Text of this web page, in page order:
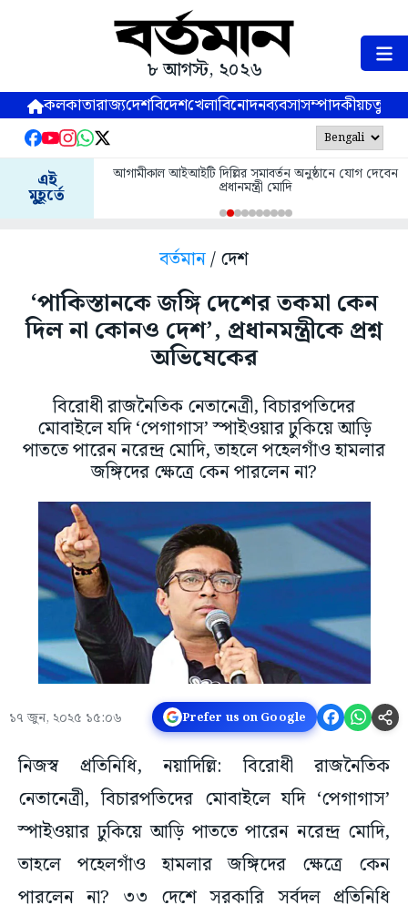
৮ আগস্ট, ২০২৬
কলকাতারাজ্যদেশবিদেশখেলাবিনোদনব্যবসাসম্পাদকীয়
এই
মুহূর্তে
আগামীকাল আইআইটি দিল্লির সমাবর্তন অনুষ্ঠানে যোগ দেবেন
প্রধানমন্ত্রী মোদি
বর্তমান/ দেশ
‘পাকিস্তানকে জঙ্গি দেশের তকমা কেন
দিল না কোনও দেশ’, প্রধানমন্ত্রীকে প্রশ্ন
অভিষেকের
বিরোধী রাজনৈতিক নেতানেত্রী, বিচারপতিদের
মোবাইলে যদি ‘পেগাগাস’ স্পাইওয়ার ঢুকিয়ে আড়ি
পাততে পারেন নরেন্দ্র মোদি, তাহলে পহেলগাঁও হামলার
জঙ্গিদের ক্ষেত্রে কেন পারলেন না?
১৭ জুন, ২০২৫ ১৫:০৬ Prefer us on Google
নিজস্ব প্রতিনিধি, নয়াদিল্লি: বিরোধী রাজনৈতিক
নেতানেত্রী, বিচারপতিদের মোবাইলে যদি ‘পেগাগাস’
স্পাইওয়ার ঢুকিয়ে আড়ি পাততে পারেন নরেন্দ্র মোদি,
তাহলে পহেলগাঁও হামলার জঙ্গিদের ক্ষেত্রে কেন
পারলেন না? ৩৩ দেশে সরকারি সর্বদল প্রতিনিধি